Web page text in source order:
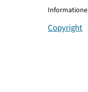
Copyright